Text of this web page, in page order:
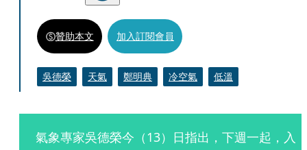
贊助本文 加入訂閱會員
吳德榮 天氣 鄭明典 冷空氣 低溫
氣象專家吳德榮今（13）日指出，下週一起，入